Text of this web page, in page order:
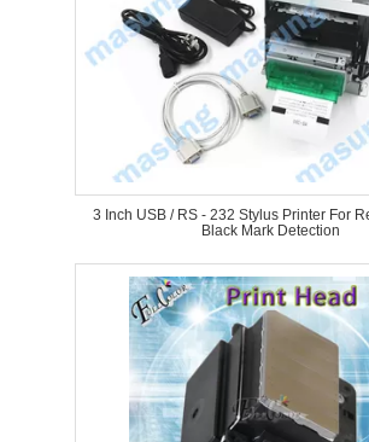
3 Inch USB / RS - 232 Stylus Printer For
Black Mark Detection